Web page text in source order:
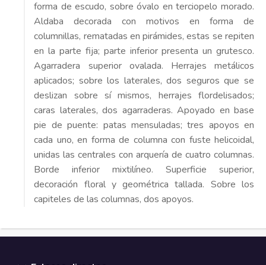
forma de escudo, sobre óvalo en terciopelo morado.
Aldaba decorada con motivos en forma de
columnillas, rematadas en pirámides, estas se repiten
en la parte fija; parte inferior presenta un grutesco.
Agarradera superior ovalada. Herrajes metálicos
aplicados; sobre los laterales, dos seguros que se
deslizan sobre sí mismos, herrajes flordelisados;
caras laterales, dos agarraderas. Apoyado en base
pie de puente: patas mensuladas; tres apoyos en
cada uno, en forma de columna con fuste helicoidal,
unidas las centrales con arquería de cuatro columnas.
Borde inferior mixtilíneo. Superficie superior,
decoración floral y geométrica tallada. Sobre los
capiteles de las columnas, dos apoyos.